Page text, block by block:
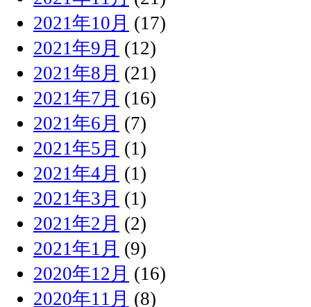
2021年10月 (17)
2021年9月 (12)
2021年8月 (21)
2021年7月 (16)
2021年6月 (7)
2021年5月 (1)
2021年4月 (1)
2021年3月 (1)
2021年2月 (2)
2021年1月 (9)
2020年12月 (16)
2020年11月 (8)